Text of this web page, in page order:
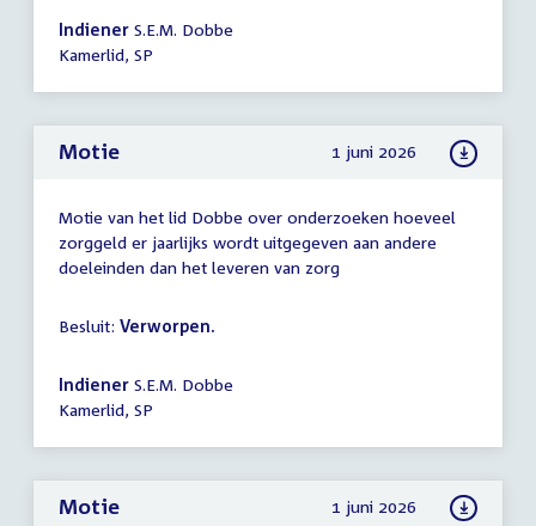
Indiener S.E.M. Dobbe
Kamerlid, SP
Motie 1 juni 2026
Motie van het lid Dobbe over onderzoeken hoeveel
zorggeld er jaarlijks wordt uitgegeven aan andere
doeleinden dan het leveren van zorg
Besluit: Verworpen.
Indiener S.E.M. Dobbe
Kamerlid, SP
Motie 1 juni 2026